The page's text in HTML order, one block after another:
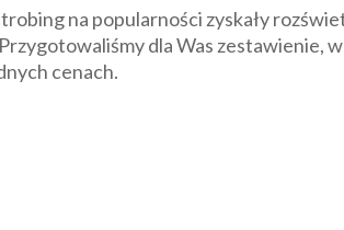
na popularności zyskały
dla Was zestawienie,
cenach.